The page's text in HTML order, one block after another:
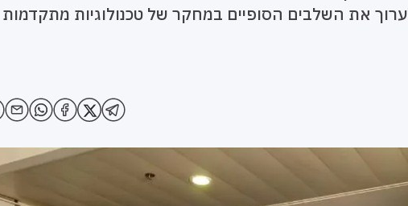
את השלבים הסופיים במחקר של טכנולוגיות מתקדמות